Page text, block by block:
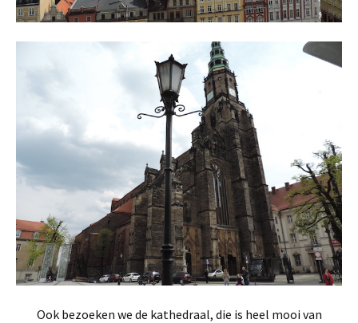
Ook bezoeken we de kathedraal, die is heel mooi van